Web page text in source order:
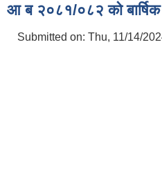
आ ब २०८१/०८२ को
Submitted on: Thu, 11/14/